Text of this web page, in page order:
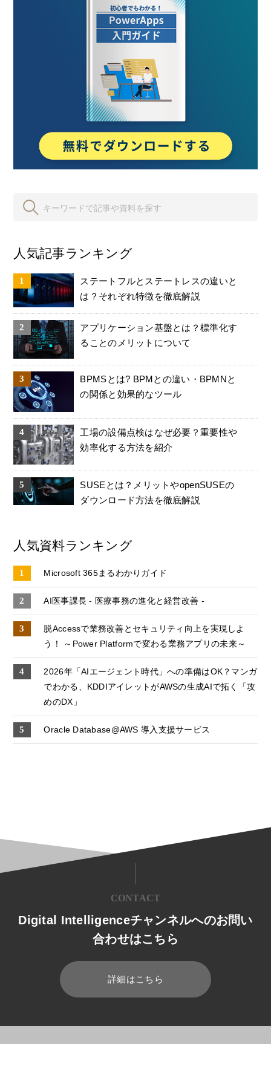
人気記事ランキング
ステートフルとステートレスの違いと
は？それぞれ特徴を徹底解説
アプリケーション基盤とは？標準化す
ることのメリットについて
BPMSとは? BPMとの違い・BPMNと
の関係と効果的なツール
工場の設備点検はなぜ必要？重要性や
効率化する方法を紹介
SUSEとは？メリットやopenSUSEの
ダウンロード方法を徹底解説
人気資料ランキング
Microsoft 365まるわかりガイド
AI医事課長 - 医療事務の進化と経営改善 -
脱Accessで業務改善とセキュリティ向上を実現しよ
う！ ～Power Platformで変わる業務アプリの未来～
2026年「AIエージェント時代」への準備はOK？マンガ
でわかる、KDDIアイレットがAWSの生成AIで拓く「攻
めのDX」
Oracle Database@AWS 導入支援サービス
CONTACT
Digital Intelligenceチャンネルへのお問い
合わせはこちら
詳細はこちら